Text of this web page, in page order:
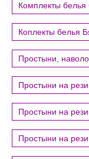
Комплекты белья
Коплекты белья
Простыни,
Простыни на
Простыни на
Простыни на